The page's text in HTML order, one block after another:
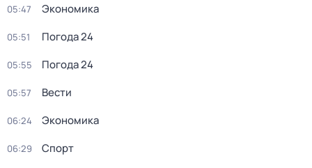
05:47 Экономика
05:51 Погода 24
05:55 Погода 24
05:57 Вести
06:24 Экономика
06:29 Спорт